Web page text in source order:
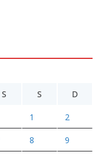
S S D
1 2
8 9